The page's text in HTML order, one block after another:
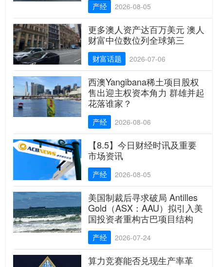
产经 2026-08-05
更多澳人资产达百万美元 澳人
财富中位数位列全球第三
财富话题 2026-07-06
西澳Yangibana稀土项目股权
售出迎主权资本角力 群雄并起
花落谁家？
产经 2026-08-06
【8.5】今日财经时讯及重要
市场资讯
产经 2026-08-05
美国制裁后寻求破局 Antilles
Gold（ASX：AAU）拟引入美
国投资者重构古巴项目结构
产经 2026-07-24
算力竞赛能否兑现生产率革